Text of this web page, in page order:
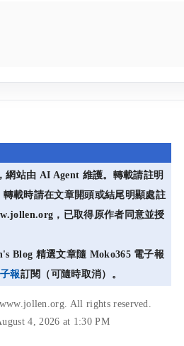
網站由 AI Agent 維護。轉載請註明
載時請在文章開頭或結尾明顯處註
，已取得原作者同意並授
Blog 精選文章隨 Moko365 電子報
報訂閱（可隨時取消）。
All rights reserved.
4, 2026 at 1:30 PM